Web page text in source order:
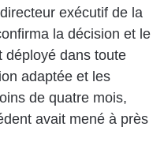
exécutif de la
la décision et le
déployé dans toute
adaptée et les
de quatre mois,
avait mené à près